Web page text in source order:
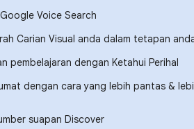
Voice Search
Carian Visual anda dalam tetapan
pembelajaran dengan Ketahui Perihal
dengan cara yang lebih pantas &
suapan Discover